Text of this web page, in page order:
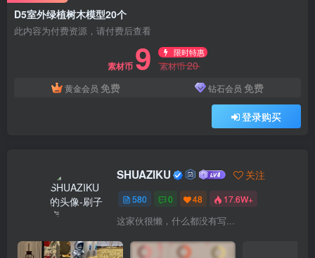
D5室外绿植树木模型20个
此内容为付费资源，请付费后查看
素材币 9 限时特惠
素材币20
黄金会员 免费 钻石会员 免费
登录购买
SHUAZIKU 关注
580 0 48 17.6W+
这家伙很懒，什么都没有写...